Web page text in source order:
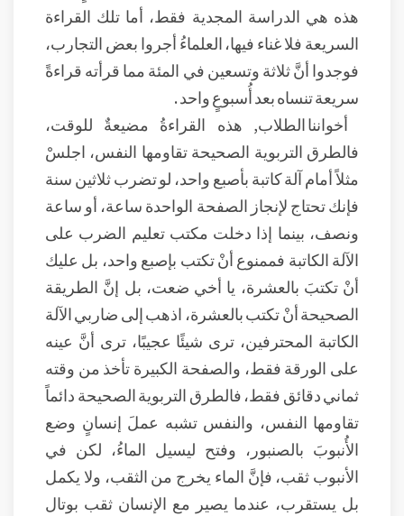
هذه هي الدراسة المجدية فقط، أما تلك القراءة
السريعة فلا غناء فيها، العلماءُ أجروا بعض التجارب،
فوجدوا أنَّ ثلاثة وتسعين في المئة مما قرأته قراءةً
سريعة تنساه بعد أُسبوعٍ واحد .
أخواننا الطلاب, هذه القراءةُ مضيعةٌ للوقت،
فالطرق التربوية الصحيحة تقاومها النفس، اجلسْ
مثلاً أمام آلة كاتبة بأصبع واحد، لو تضرب ثلاثين سنة
فإنك تحتاج لإنجاز الصفحة الواحدة ساعة، أو ساعة
ونصف، بينما إذا دخلت مكتب تعليم الضرب على
الآلة الكاتبة فممنوع أنْ تكتب بإصبع واحد، بل عليك
أنْ تكتبَ بالعشرة، يا أخي ضعت، بل إنَّ الطريقة
الصحيحة أنْ تكتب بالعشرة، اذهب إلى ضاربي الآلة
الكاتبة المحترفين، ترى شيئًا عجيبًا، ترى أنَّ عينه
على الورقة فقط، والصفحة الكبيرة تأخذ من وقته
ثماني دقائق فقط، فالطرق التربوية الصحيحة دائماً
تقاومها النفس، والنفس تشبه عملَ إنسانٍ وضع
الأُنبوبَ بالصنبور، وفتح ليسيل الماءُ، لكن في
الأنبوب ثقب، فإنَّ الماء يخرج من الثقب، ولا يكمل
بل يستقرب، عندما يصير مع الإنسان ثقب بوتال